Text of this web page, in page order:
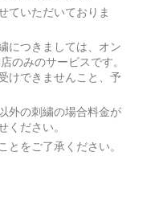
ていただいておりま
につきましては、オン
のみのサービスです。
けできませんこと、予
外の刺繍の場合料金が
ください。
とをご了承ください。